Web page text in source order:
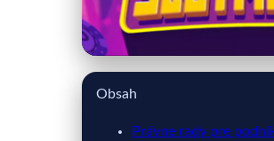
7. 3. 2026· 9 min čítania · Autor:
Obsah
Právne rady pre